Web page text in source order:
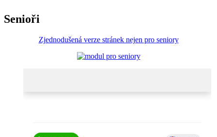
Senioři
Zjednodušená verze stránek nejen pro seniory